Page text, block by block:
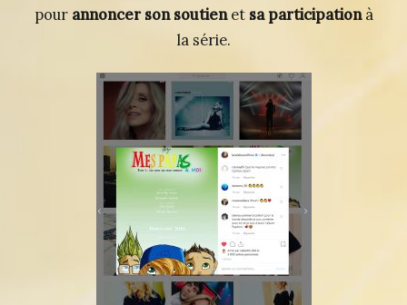
pour annoncer son soutienet sa participationà
la série.